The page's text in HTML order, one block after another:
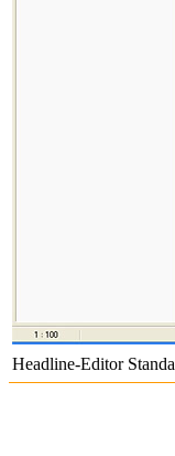
Headline-Editor